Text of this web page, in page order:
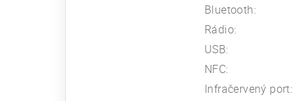
Bluetooth:
Rádio:
USB:
NFC:
Infračervený port: